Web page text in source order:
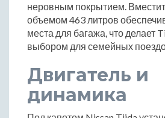
неровным покрытием.
объемом 463 литров
места для багажа, что делает
выбором для семейных
Двигатель и
динамика